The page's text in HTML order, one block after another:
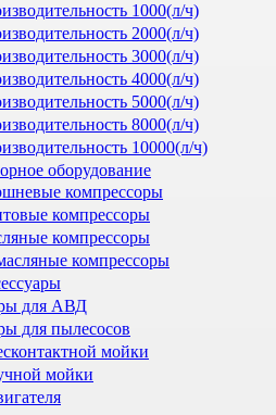
1000(л/ч)
2000(л/ч)
3000(л/ч)
4000(л/ч)
5000(л/ч)
8000(л/ч)
10000(л/ч)
оборудование
компрессоры
компрессоры
компрессоры
компрессоры
для АВД
для пылесосов
мойки
мойки